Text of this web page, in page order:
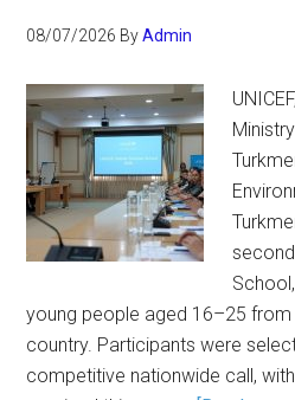
08/07/2026 ByAdmin
young people aged 16–25
country. Participants were
competitive nationwide call,